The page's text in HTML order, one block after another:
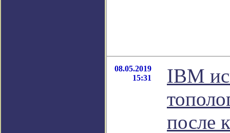
08.05.2019
15:31
IBM
после